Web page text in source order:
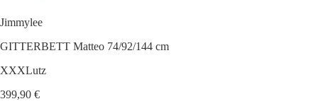
Jimmylee
GITTERBETT Matteo 74/92/144 cm
XXXLutz
399,90 €